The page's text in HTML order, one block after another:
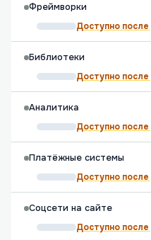
Фреймворки
Доступно
Библиотеки
Доступно
Аналитика
Доступно
Платёжные системы
Доступно
Соцсети на сайте
Доступно